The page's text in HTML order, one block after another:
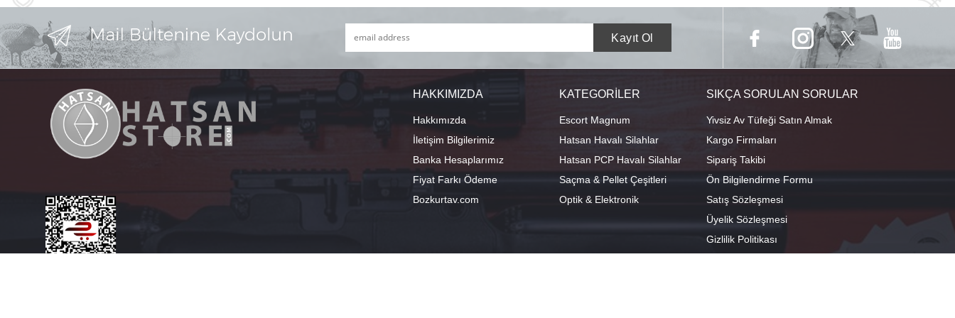
HAKKIMIZDA
Hakkımızda
İletişim Bilgilerimiz
Banka Hesaplarımız
Fiyat Farkı Ödeme
Bozkurtav.com
KATEGORİLER
Escort Magnum
Hatsan Havalı Silahlar
Hatsan PCP Havalı Silahlar
Saçma & Pellet Çeşitleri
Optik & Elektronik
SIKÇA SORULAN SORULAR
Yivsiz Av Tüfeği Satın Almak
Kargo Firmaları
Sipariş Takibi
Ön Bilgilendirme Formu
Satış Sözleşmesi
Üyelik Sözleşmesi
Gizlilik Politikası